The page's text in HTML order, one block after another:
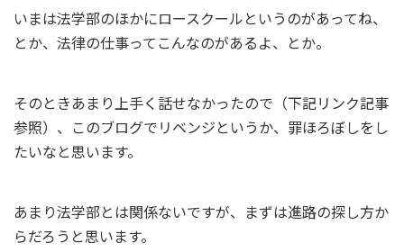
いまは法学部のほかにロースクールというのがあってね、
とか、法律の仕事ってこんなのがあるよ、とか。
そのときあまり上手く話せなかったので（下記リンク記事
参照）、このブログでリベンジというか、罪ほろぼしをし
たいなと思います。
あまり法学部とは関係ないですが、まずは進路の探し方か
らだろうと思います。